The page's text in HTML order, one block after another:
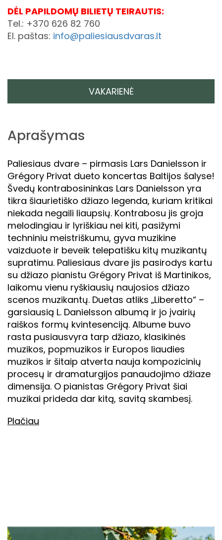
DĖL PAPILDOMŲ BILIETŲ TEIRAUTIS:
Tel.: +370 626 82 760
El. paštas: info@paliesiausdvaras.lt
VAKARIENĖ
Aprašymas
Paliesiaus dvare – pirmasis Lars Danielsson ir
Grégory Privat dueto koncertas Baltijos šalyse!
Švedų kontrabosininkas Lars Danielsson yra
tikra šiaurietiško džiazo legenda, kuriam kritikai
niekada negaili liaupsių. Kontrabosu jis groja
melodingiau ir lyriškiau nei kiti, pasižymi
techniniu meistriškumu, gyva muzikine
vaizduote ir beveik telepatišku kitų muzikantų
supratimu. Paliesiaus dvare jis pasirodys kartu
su džiazo pianistu Grégory Privat iš Martinikos,
laikomu vienu ryškiausių naujosios džiazo
scenos muzikantų. Duetas atliks „Liberetto“ –
garsiausią L. Danielsson albumą ir jo įvairių
raiškos formų kvintesenciją. Albume buvo
rasta pusiausvyra tarp džiazo, klasikinės
muzikos, popmuzikos ir Europos liaudies
muzikos ir šitaip atverta nauja kompozicinių
procesų ir dramaturgijos panaudojimo džiaze
dimensija. O pianistas Grégory Privat šiai
muzikai prideda dar kitą, savitą skambesį.
Plačiau